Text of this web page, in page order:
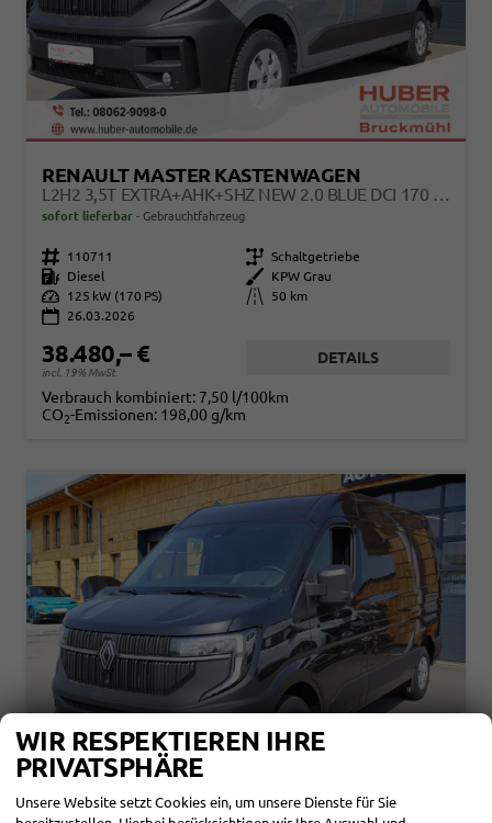
RENAULT MASTER KASTENWAGEN
L2H2 3,5T EXTRA+AHK+SHZ NEW 2.0 BLUE DCI 170 EXTRA AHK/SHZ/KAMERA
sofort lieferbar Gebrauchtfahrzeug
Fahrzeugnr. 110711 Getriebe Schaltgetriebe
Kraftstoff
Diesel Außenfarbe
KPW Grau
Leistung
125 kW (170 PS) Kilometerstand
50 km
26.03.2026
38.480,– €
incl. 19% MwSt.
DETAILS
Verbrauch kombiniert: 7,50 l/100km
CO2-Emissionen: 198,00 g/km
WIR RESPEKTIEREN IHRE
PRIVATSPHÄRE
Unsere Website setzt Cookies ein, um unsere Dienste für Sie